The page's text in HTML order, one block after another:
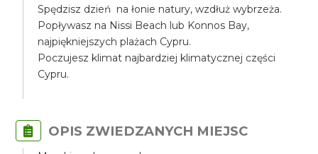
Spędzisz dzień na łonie natury, wzdłuż wybrzeża.
Popływasz na Nissi Beach lub Konnos Bay,
najpiękniejszych plażach Cypru.
Poczujesz klimat najbardziej klimatycznej części
Cypru.
OPIS ZWIEDZANYCH MIEJSC